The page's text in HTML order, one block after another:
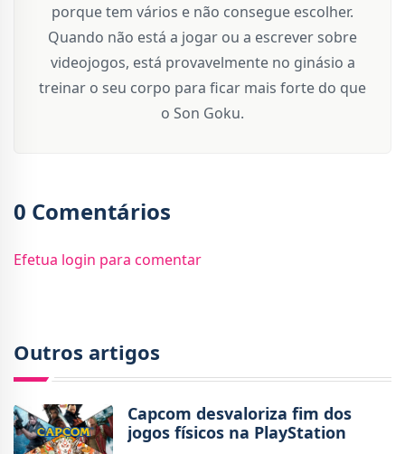
porque tem vários e não consegue escolher.
Quando não está a jogar ou a escrever sobre
videojogos, está provavelmente no ginásio a
treinar o seu corpo para ficar mais forte do que
o Son Goku.
0 Comentários
Efetua login para comentar
Outros artigos
Capcom desvaloriza fim dos
jogos físicos na PlayStation